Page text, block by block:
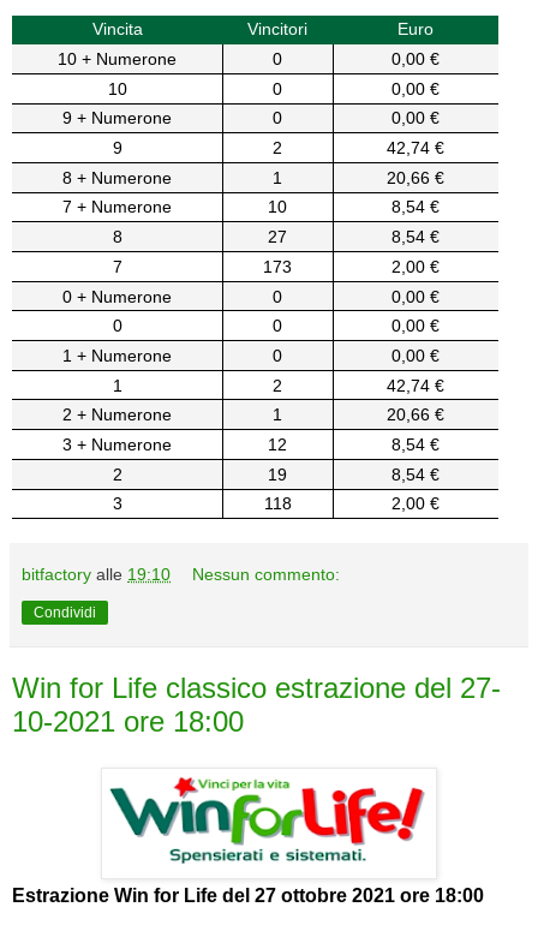
Vincita Vincitori
Euro
10 + Numerone
0
0,00 €
10
0
0,00 €
9 + Numerone
0
0,00 €
9
2
42,74 €
8 + Numerone
1
20,66 €
7 + Numerone
10
8,54 €
8
27
8,54 €
7
173
2,00 €
0 + Numerone
0
0,00 €
0
0
0,00 €
1 + Numerone
0
0,00 €
1
2
42,74 €
2 + Numerone
1
20,66 €
3 + Numerone
12
8,54 €
2
19
8,54 €
3
118 2,00 €
bitfactory alle 19:10 Nessun commento:
Condividi
Win for Life classico estrazione del 27-
10-2021 ore 18:00
Estrazione Win for Life del 27 ottobre 2021 ore 18:00